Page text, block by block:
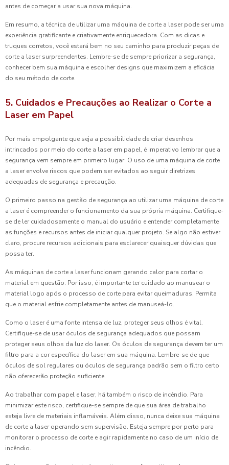
antes de começar a usar sua nova máquina.
Em resumo, a técnica de utilizar uma máquina de corte a laser pode ser uma
experiência gratificante e criativamente enriquecedora. Com as dicas e
truques corretos, você estará bem no seu caminho para produzir peças de
corte a laser surpreendentes. Lembre-se de sempre priorizar a segurança,
conhecer bem sua máquina e escolher designs que maximizem a eficácia
do seu método de corte.
5. Cuidados e Precauções ao Realizar o Corte a
Laser em Papel
Por mais empolgante que seja a possibilidade de criar desenhos
intrincados por meio do corte a laser em papel, é imperativo lembrar que a
segurança vem sempre em primeiro lugar. O uso de uma máquina de corte
a laser envolve riscos que podem ser evitados ao seguir diretrizes
adequadas de segurança e precaução.
O primeiro passo na gestão de segurança ao utilizar uma máquina de corte
a laser é compreender o funcionamento da sua própria máquina. Certifique-
se de ler cuidadosamente o manual do usuário e entender completamente
as funções e recursos antes de iniciar qualquer projeto. Se algo não estiver
claro, procure recursos adicionais para esclarecer quaisquer dúvidas que
possa ter.
As máquinas de corte a laser funcionam gerando calor para cortar o
material em questão. Por isso, é importante ter cuidado ao manusear o
material logo após o processo de corte para evitar queimaduras. Permita
que o material esfrie completamente antes de manuseá-lo.
Como o laser é uma fonte intensa de luz, proteger seus olhos é vital.
Certifique-se de usar óculos de segurança adequados que possam
proteger seus olhos da luz do laser. Os óculos de segurança devem ter um
filtro para a cor específica do laser em sua máquina. Lembre-se de que
óculos de sol regulares ou óculos de segurança padrão sem o filtro certo
não oferecerão proteção suficiente.
Ao trabalhar com papel e laser, há também o risco de incêndio. Para
minimizar este risco, certifique-se sempre de que sua área de trabalho
esteja livre de materiais inflamáveis. Além disso, nunca deixe sua máquina
de corte a laser operando sem supervisão. Esteja sempre por perto para
monitorar o processo de corte e agir rapidamente no caso de um início de
incêndio.